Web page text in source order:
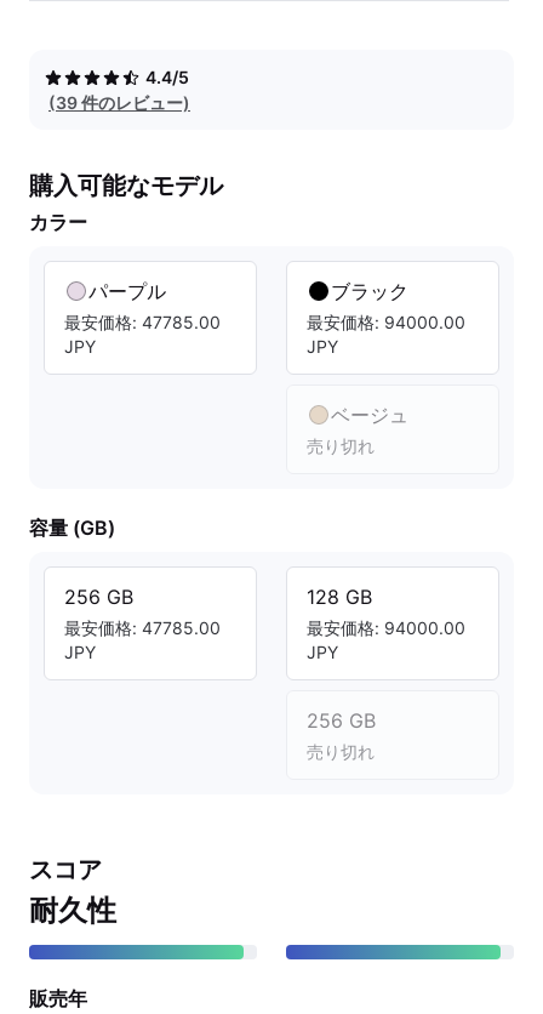
4.4/5
(39 件のレビュー)
購入可能なモデル
カラー
パープル
最安価格: 47785.00
JPY
ブラック
最安価格: 94000.00
JPY
ベージュ
売り切れ
容量 (GB)
256 GB
最安価格: 47785.00
JPY
128 GB
最安価格: 94000.00
JPY
256 GB
売り切れ
スコア
耐久性
販売年